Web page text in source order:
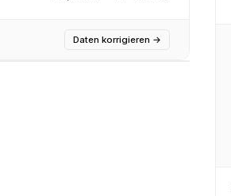
Daten korrigieren →